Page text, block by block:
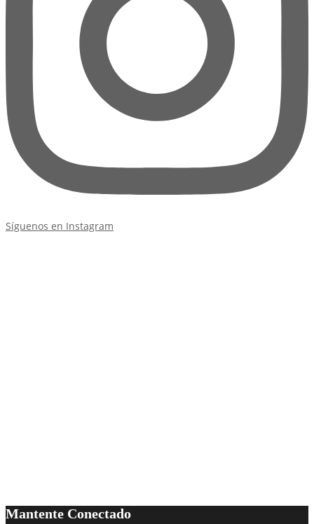
Síguenos en Instagram
Mantente Conectado